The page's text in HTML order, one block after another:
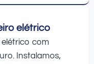
elétrico
com
Instalamos,